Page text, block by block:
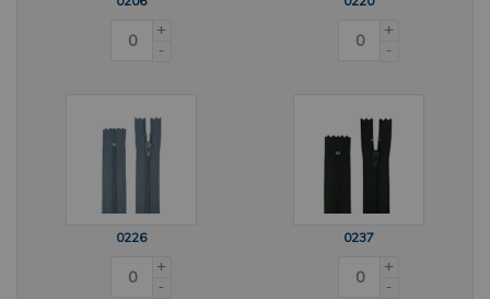
+
-
+
-
0226
+
-
0237
+
-